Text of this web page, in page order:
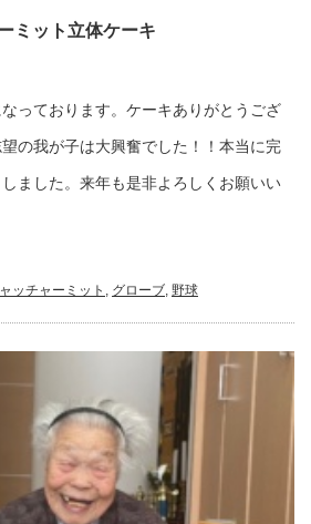
ミット立体ケーキ
っております。ケーキありがとうござ
の我が子は大興奮でした！！本当に完
ました。来年も是非よろしくお願いい
ッチャーミット , グローブ, 野球